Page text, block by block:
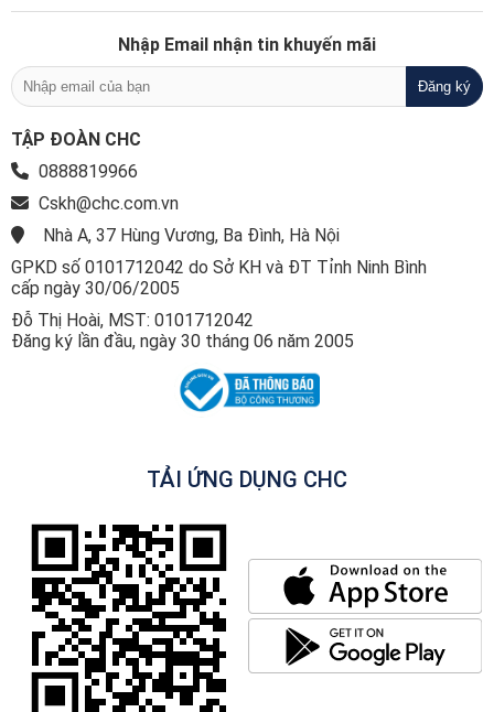
Nhập Email nhận tin khuyến mãi
TẬP ĐOÀN CHC
0888819966
Cskh@chc.com.vn
Nhà A, 37 Hùng Vương, Ba Đình, Hà Nội
GPKD số 0101712042 do Sở KH và ĐT Tỉnh Ninh Bình
cấp ngày 30/06/2005
Đỗ Thị Hoài, MST: 0101712042
Đăng ký lần đầu, ngày 30 tháng 06 năm 2005
TẢI ỨNG DỤNG CHC